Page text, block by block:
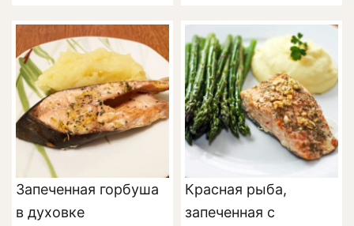
Запеченная горбуша
в духовке
Красная рыба,
запеченная с